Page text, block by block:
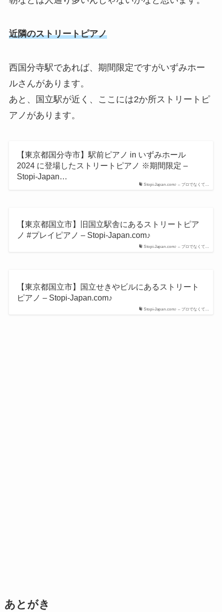
近隣のストリートピアノ
西国分寺駅であれば、期間限定ですがいずみホー
ルさんがあります。
あと、国立駅が近く、ここには2か所ストリートピ
アノがあります。
Stopi-Japan.com♪ – プロでなくて…
【東京都国分寺市】駅前ピアノ in いずみホール
2024 に登場したストリートピアノ ※期間限定 –
Stopi-Japan…
Stopi-Japan.com♪ – プロでなくて…
【東京都国立市】旧国立駅舎にあるストリートピア
ノ #プレイピアノ – Stopi-Japan.com♪
Stopi-Japan.com♪ – プロでなくて…
【東京都国立市】国立せきやビルにあるストリート
ピアノ – Stopi-Japan.com♪
あとがき